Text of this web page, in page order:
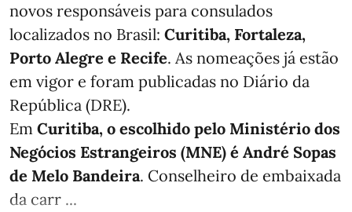
novos responsáveis para consulados
localizados no Brasil: Curitiba, Fortaleza,
Porto Alegre e Recife. As nomeações já estão
em vigor e foram publicadas no Diário da
República (DRE).
Em Curitiba, o escolhido pelo Ministério dos
Negócios Estrangeiros (MNE) é André Sopas
de Melo Bandeira. Conselheiro de embaixada
da carr ...